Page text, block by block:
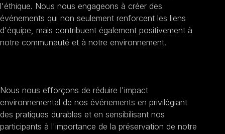
l'éthique. Nous nous engageons à créer des
événements qui non seulement renforcent les liens
d'équipe, mais contribuent également positivement à
notre communauté et à notre environnement.
Nous nous efforçons de réduire l'impact
environnemental de nos événements en privilégiant
des pratiques durables et en sensibilisant nos
participants à l'importance de la préservation de notre